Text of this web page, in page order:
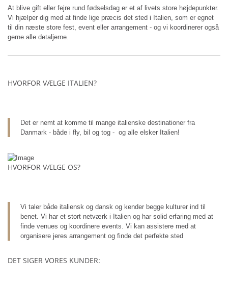
At blive gift eller fejre rund fødselsdag er et af livets store højdepunkter.
Vi hjælper dig med at finde lige præcis det sted i Italien, som er egnet
til din næste store fest, event eller arrangement - og vi koordinerer også
gerne alle detaljerne.
HVORFOR VÆLGE ITALIEN?
Det er nemt at komme til mange italienske destinationer fra
Danmark - både i fly, bil og tog - og alle elsker Italien!
HVORFOR VÆLGE OS?
Vi taler både italiensk og dansk og kender begge kulturer ind til
benet. Vi har et stort netværk i Italien og har solid erfaring med at
finde venues og koordinere events. Vi kan assistere med at
organisere jeres arrangement og finde det perfekte sted
DET SIGER VORES KUNDER: